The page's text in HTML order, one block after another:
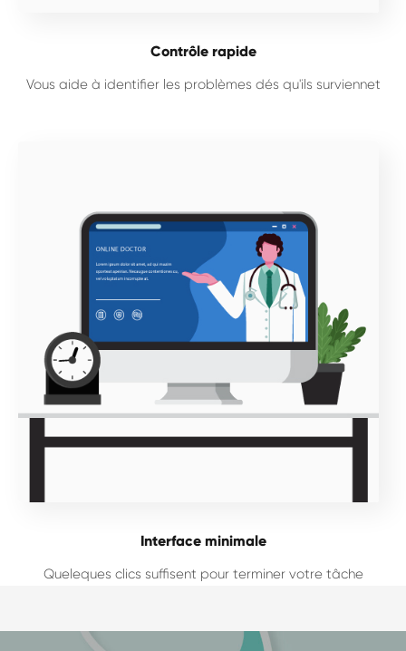
Contrôle rapide
Vous aide à identifier les problèmes dés qu'ils surviennet
Interface minimale
Queleques clics suffisent pour terminer votre tâche